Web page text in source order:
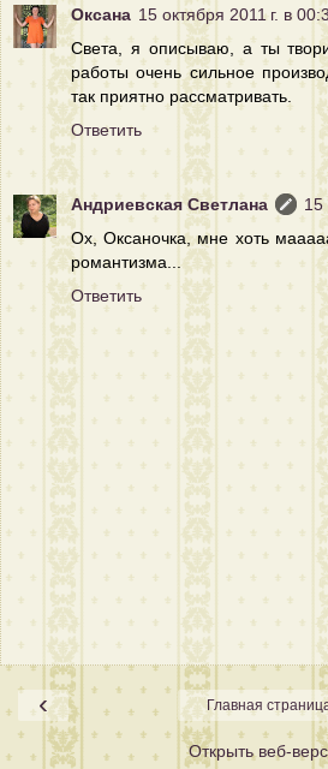
Оксана 15 октября 2011 г. в
Света, я описываю, а ты
работы очень сильное
так приятно рассматривать.
Ответить
Андриевская Светлана
15
Ох, Оксаночка, мне хоть
романтизма...
Ответить
‹ Главная
Открыть веб-